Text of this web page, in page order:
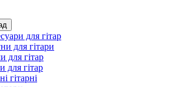
для гітар
для гітари
для гітар
для гітар
гітарні